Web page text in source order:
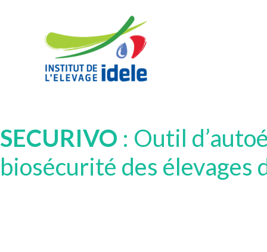
SECURIVO : Outil
biosécurité des élevages